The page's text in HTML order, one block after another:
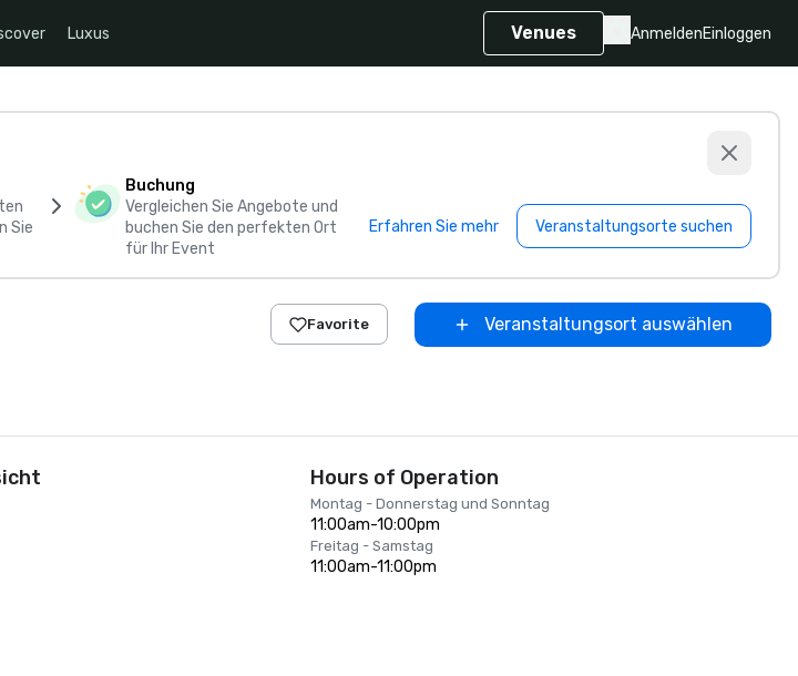
Luxus Venues AnmeldenEinloggen
Sie
Buchung
Vergleichen Sie Angebote und
buchen Sie den perfekten Ort
für Ihr Event
Erfahren Sie mehr Veranstaltungsorte suchen
Favorite Veranstaltungsort auswählen
Hours of Operation
Montag - Donnerstag und Sonntag
11:00am-10:00pm
Freitag - Samstag
11:00am-11:00pm